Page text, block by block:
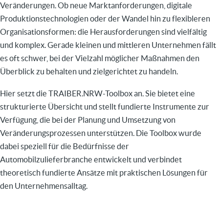
Veränderungen. Ob neue Marktanforderungen, digitale
Produktionstechnologien oder der Wandel hin zu flexibleren
Organisationsformen: die Herausforderungen sind vielfältig
und komplex. Gerade kleinen und mittleren Unternehmen fällt
es oft schwer, bei der Vielzahl möglicher Maßnahmen den
Überblick zu behalten und zielgerichtet zu handeln.
Hier setzt die TRAIBER.NRW-Toolbox an. Sie bietet eine
strukturierte Übersicht und stellt fundierte Instrumente zur
Verfügung, die bei der Planung und Umsetzung von
Veränderungsprozessen unterstützen. Die Toolbox wurde
dabei speziell für die Bedürfnisse der
Automobilzulieferbranche entwickelt und verbindet
theoretisch fundierte Ansätze mit praktischen Lösungen für
den Unternehmensalltag.